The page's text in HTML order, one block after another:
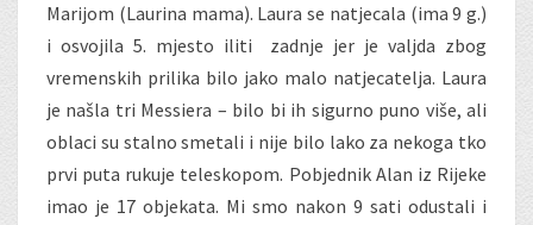
Marijom (Laurina mama). Laura se natjecala (ima 9 g.)
i osvojila 5. mjesto iliti zadnje jer je valjda zbog
vremenskih prilika bilo jako malo natjecatelja. Laura
je našla tri Messiera – bilo bi ih sigurno puno više, ali
oblaci su stalno smetali i nije bilo lako za nekoga tko
prvi puta rukuje teleskopom. Pobjednik Alan iz Rijeke
imao je 17 objekata. Mi smo nakon 9 sati odustali i